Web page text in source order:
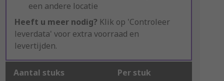
een andere locatie
Heeft u meer nodig? Klik op 'Controleer
leverdata' voor extra voorraad en
levertijden.
Aantal stuks Per stuk